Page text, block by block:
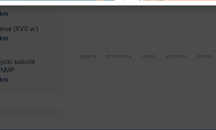
kaplica dzwonnica obiekt krzyżem dzwon
(XVII w.)
kościół
...